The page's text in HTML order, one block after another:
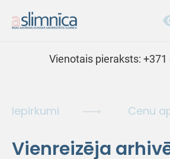
Vienotais pieraksts: +371
Iepirkumi Cenu
Vienreizēja